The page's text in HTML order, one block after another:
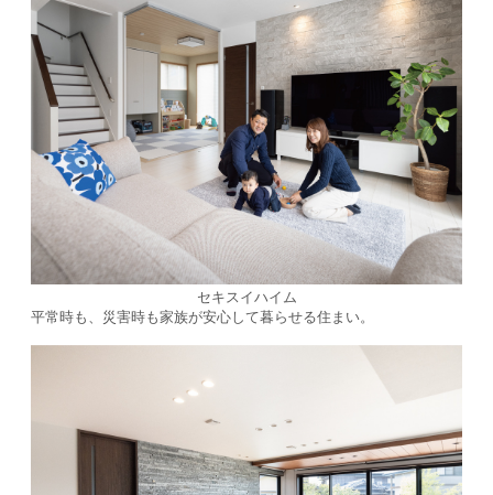
セキスイハイム
平常時も、災害時も家族が安心して暮らせる住まい。